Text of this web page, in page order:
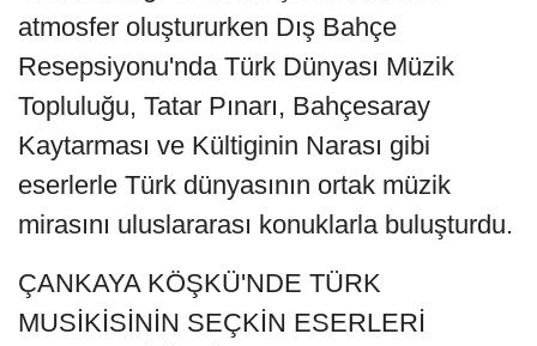
atmosfer oluştururken Dış Bahçe
Resepsiyonu'nda Türk Dünyası Müzik
Topluluğu, Tatar Pınarı, Bahçesaray
Kaytarması ve Kültiginin Narası gibi
eserlerle Türk dünyasının ortak müzik
mirasını uluslararası konuklarla buluşturdu.
ÇANKAYA KÖŞKÜ'NDE TÜRK
MUSİKİSİNİN SEÇKİN ESERLERİ